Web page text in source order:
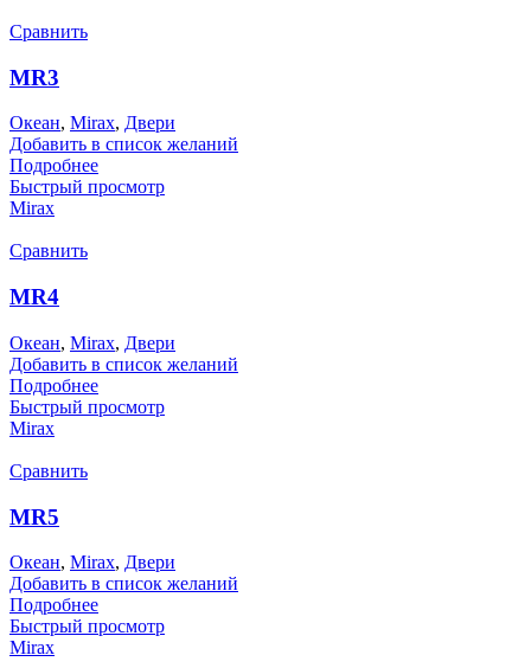
Сравнить
MR3
Океан, Mirax, Двери
Добавить в список желаний
Подробнее
Быстрый просмотр
Mirax
Сравнить
MR4
Океан, Mirax, Двери
Добавить в список желаний
Подробнее
Быстрый просмотр
Mirax
Сравнить
MR5
Океан, Mirax, Двери
Добавить в список желаний
Подробнее
Быстрый просмотр
Mirax